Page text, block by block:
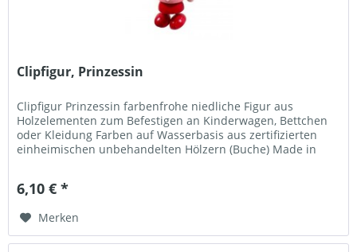
Clipfigur, Prinzessin
Clipfigur Prinzessin farbenfrohe niedliche Figur aus
Holzelementen zum Befestigen an Kinderwagen, Bettchen
oder Kleidung Farben auf Wasserbasis aus zertifizierten
einheimischen unbehandelten Hölzern (Buche) Made in
6,10 € *
Merken